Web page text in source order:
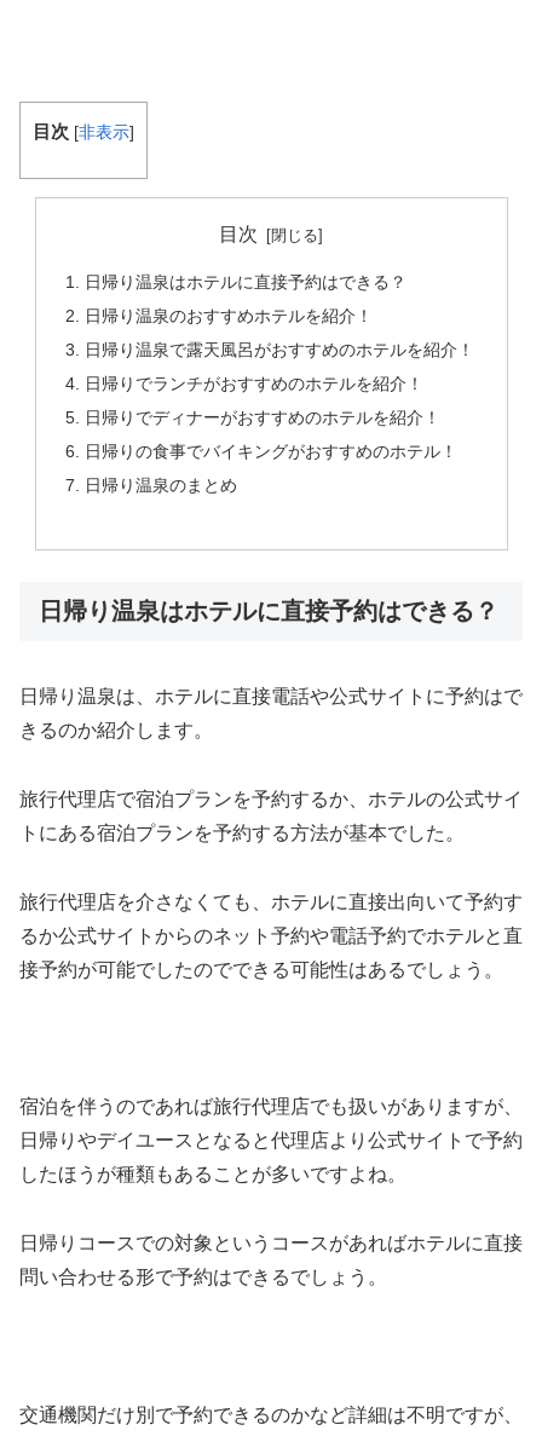
目次 [非表示]
目次
日帰り温泉はホテルに直接予約はできる？
日帰り温泉のおすすめホテルを紹介！
日帰り温泉で露天風呂がおすすめのホテルを紹介！
日帰りでランチがおすすめのホテルを紹介！
日帰りでディナーがおすすめのホテルを紹介！
日帰りの食事でバイキングがおすすめのホテル！
日帰り温泉のまとめ
日帰り温泉はホテルに直接予約はできる？
日帰り温泉は、ホテルに直接電話や公式サイトに予約はで
きるのか紹介します。
旅行代理店で宿泊プランを予約するか、ホテルの公式サイ
トにある宿泊プランを予約する方法が基本でした。
旅行代理店を介さなくても、ホテルに直接出向いて予約す
るか公式サイトからのネット予約や電話予約でホテルと直
接予約が可能でしたのでできる可能性はあるでしょう。
宿泊を伴うのであれば旅行代理店でも扱いがありますが、
日帰りやデイユースとなると代理店より公式サイトで予約
したほうが種類もあることが多いですよね。
日帰りコースでの対象というコースがあればホテルに直接
問い合わせる形で予約はできるでしょう。
交通機関だけ別で予約できるのかなど詳細は不明ですが、